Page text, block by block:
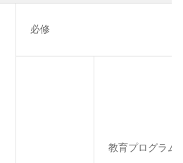
必修
教育プログラム